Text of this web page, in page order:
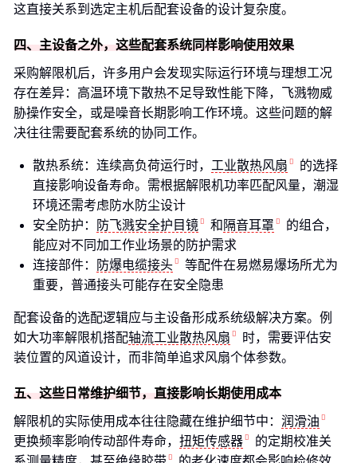
这直接关系到选定主机后配套设备的设计复杂度。
四、主设备之外，这些配套系统同样影响使用效果
采购解限机后，许多用户会发现实际运行环境与理想工况
存在差异：高温环境下散热不足导致性能下降，飞溅物威
胁操作安全，或是噪音长期影响工作环境。这些问题的解
决往往需要配套系统的协同工作。
散热系统：连续高负荷运行时， 工业散热风扇
的选择
直接影响设备寿命。需根据解限机功率匹配风量，潮湿
环境还需考虑防水防尘设计
安全防护：
防飞溅安全护目镜 和 隔音耳罩
的组合，
能应对不同加工作业场景的防护需求
连接部件：
防爆电缆接头
等配件在易燃易爆场所尤为
重要，普通接头可能存在安全隐患
配套设备的选配逻辑应与主设备形成系统级解决方案。例
如大功率解限机搭配轴流工业散热风扇
时，需要评估安
装位置的风道设计，而非简单追求风扇个体参数。
五、这些日常维护细节，直接影响长期使用成本
解限机的实际使用成本往往隐藏在维护细节中： 润滑油
更换频率影响传动部件寿命， 扭矩传感器
的定期校准关